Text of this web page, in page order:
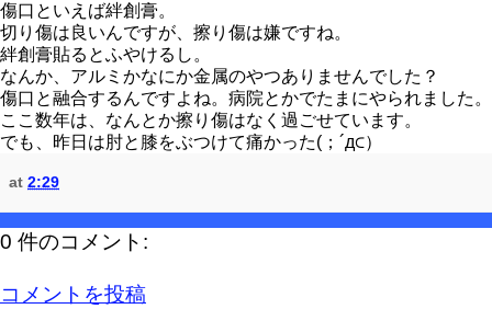
傷口といえば絆創膏。
切り傷は良いんですが、擦り傷は嫌ですね。
絆創膏貼るとふやけるし。
なんか、アルミかなにか金属のやつありませんでした？
傷口と融合するんですよね。病院とかでたまにやられました。
ここ数年は、なんとか擦り傷はなく過ごせています。
でも、昨日は肘と膝をぶつけて痛かった(；´д⊂）
at 2:29
0 件のコメント:
コメントを投稿